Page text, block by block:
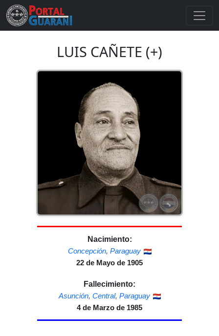
LUIS CAÑETE (+)
Nacimiento:
Concepción, Paraguay
22 de Mayo de 1905
Fallecimiento:
Asunción, Central, Paraguay
4 de Marzo de 1985